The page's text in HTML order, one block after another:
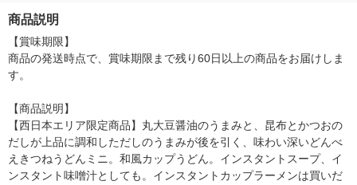
商品説明
【賞味期限】
商品の発送時点で、賞味期限まで残り60日以上の商品をお届けしま
す。
【商品説明】
【西日本エリア限定商品】丸大豆醤油のうまみと、昆布とかつおの
だしが上品に調和しただしのうまみが後を引く、味わい深いどんべ
えきつねうどんミニ。和風カップうどん。インスタントスープ、イ
ンスタント味噌汁としても。インスタントカップラーメンは買いだ